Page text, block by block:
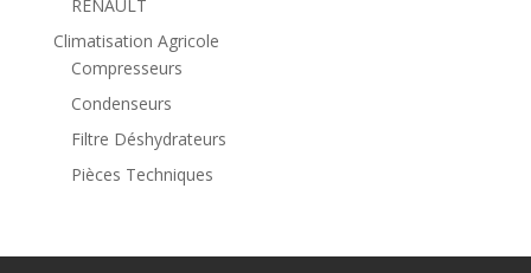
RENAULT
Climatisation Agricole
Compresseurs
Condenseurs
Filtre Déshydrateurs
Pièces Techniques